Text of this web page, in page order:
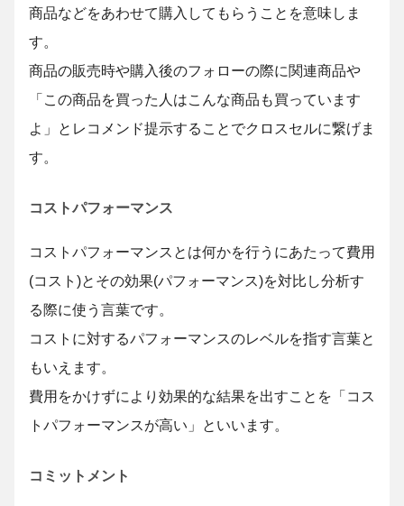
商品などをあわせて購入してもらうことを意味しま
す。
商品の販売時や購入後のフォローの際に関連商品や
「この商品を買った人はこんな商品も買っています
よ」とレコメンド提示することでクロスセルに繋げま
す。
コストパフォーマンス
コストパフォーマンスとは何かを行うにあたって費用
(コスト)とその効果(パフォーマンス)を対比し分析す
る際に使う言葉です。
コストに対するパフォーマンスのレベルを指す言葉と
もいえます。
費用をかけずにより効果的な結果を出すことを「コス
トパフォーマンスが高い」といいます。
コミットメント